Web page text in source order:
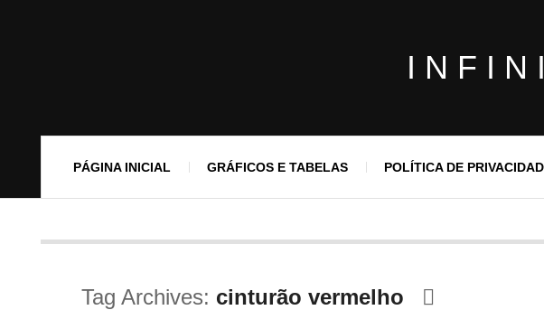
PÁGINA INICIAL GRÁFICOS E TABELAS POLÍTICA DE
Tag Archives: cinturão vermelho